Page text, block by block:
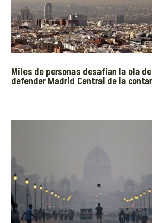
Miles de personas desafían la ola
defender Madrid Central de la